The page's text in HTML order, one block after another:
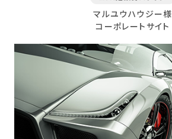
マルユウハウジー様
コーポレートサイト